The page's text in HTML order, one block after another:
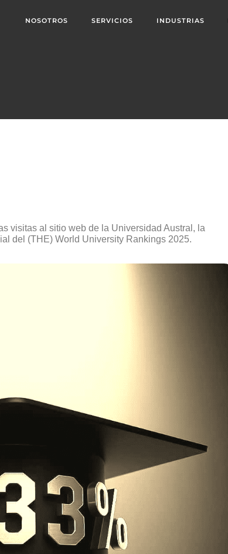
NOSOTROS SERVICIOS INDUSTRIAS
visitas al sitio web de la Universidad Austral, la
del (THE) World University Rankings 2025.